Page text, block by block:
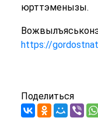
юрттэменызы.
https://
Поделиться